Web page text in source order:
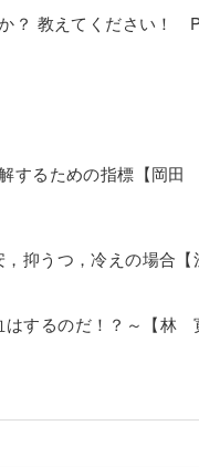
？ 教えてください！
するための指標【岡田
うつ，冷えの場合【
するのだ！？～【林